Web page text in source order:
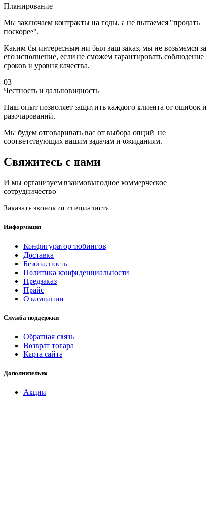
Планирование
Мы заключаем контракты на годы, а не пытаемся "продать
поскорее".
Каким бы интересным ни был ваш заказ, мы не возьмемся за
его исполнение, если не сможем гарантировать соблюдение
сроков и уровня качества.
03
Честность и дальновидность
Наш опыт позволяет защитить каждого клиента от ошибок и
разочарований.
Мы будем отговаривать вас от выбора опций, не
соответствующих вашим задачам и ожиданиям.
Свяжитесь с нами
И мы организуем взаимовыгодное коммерческое
сотрудничество
Заказать звонок от специалиста
Информация
Конфигуратор тюбингов
Доставка
Безопасность
Политика конфиденциальности
Предзаказ
Прайс
О компании
Служба поддержки
Обратная связь
Возврат товара
Карта сайта
Дополнительно
Акции